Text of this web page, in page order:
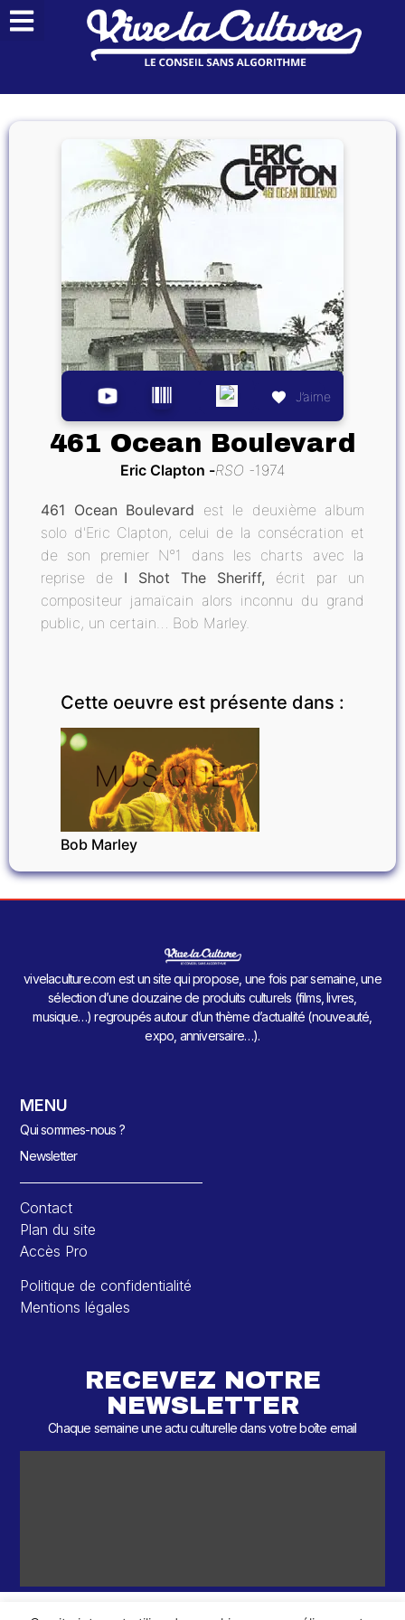
J’aime
461 Ocean Boulevard
Eric Clapton RSO 1974
461 Ocean Boulevard est le deuxième album
solo d'Eric Clapton, celui de la consécration et
de son premier N°1 dans les charts avec la
reprise de I Shot The Sheriff, écrit par un
compositeur jamaïcain alors inconnu du grand
public, un certain… Bob Marley.
Cette oeuvre est présente dans :
MUSIQUE
Bob Marley
vivelaculture.com est un site qui propose, une fois par semaine, une
sélection d’une douzaine de produits culturels (films, livres,
musique…) regroupés autour d’un thème d’actualité (nouveauté,
expo, anniversaire…).
MENU
Qui sommes-nous ?
Newsletter
Contact
Plan du site
Accès Pro
Politique de confidentialité
Mentions légales
RECEVEZ NOTRE
NEWSLETTER
Chaque semaine une actu culturelle dans votre boîte email